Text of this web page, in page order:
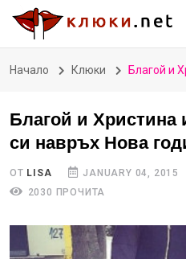
Начало Клюки Благой и
Благой и Христина
си навръх Нова
ОТ LISA JANUARY 04, 2015
2030 ПРОЧИТА